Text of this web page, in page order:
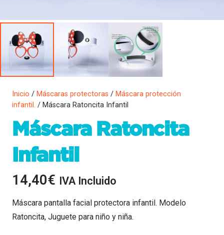
Inicio / Máscaras protectoras / Máscara protección
infantil. / Máscara Ratoncita Infantil
Máscara Ratoncita
Infantil
14,40€ IVA Incluido
Máscara pantalla facial protectora infantil. Modelo
Ratoncita, Juguete para niño y niña.